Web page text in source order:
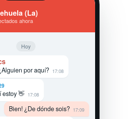
(La)
ahora
Hoy
por aquí? 17:08
estoy 👋 17:08
Bien! ¿De dónde sois? 17:09